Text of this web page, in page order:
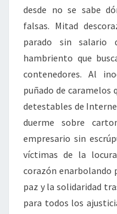
desde no se sabe
falsas. Mitad
parado sin salario
hambriento que
contenedores. Al
puñado de caramelos
detestables de
duerme sobre
empresario sin
víctimas de la
corazón enarbolando
paz y la solidaridad
para todos los